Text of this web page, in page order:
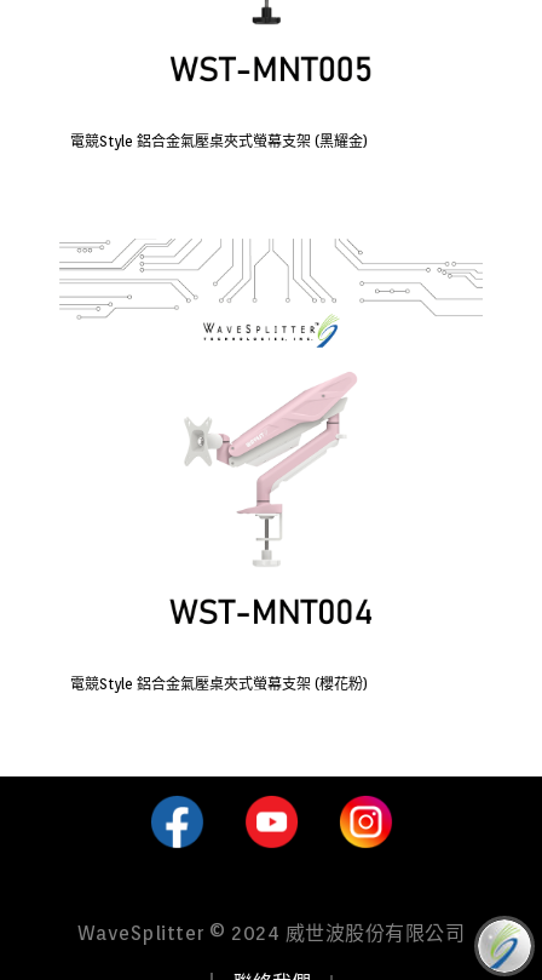
電競Style 鋁合金氣壓桌夾式螢幕支架 (黑耀金)
電競Style 鋁合金氣壓桌夾式螢幕支架 (櫻花粉)
WaveSplitter © 2024 威世波股份有限公司